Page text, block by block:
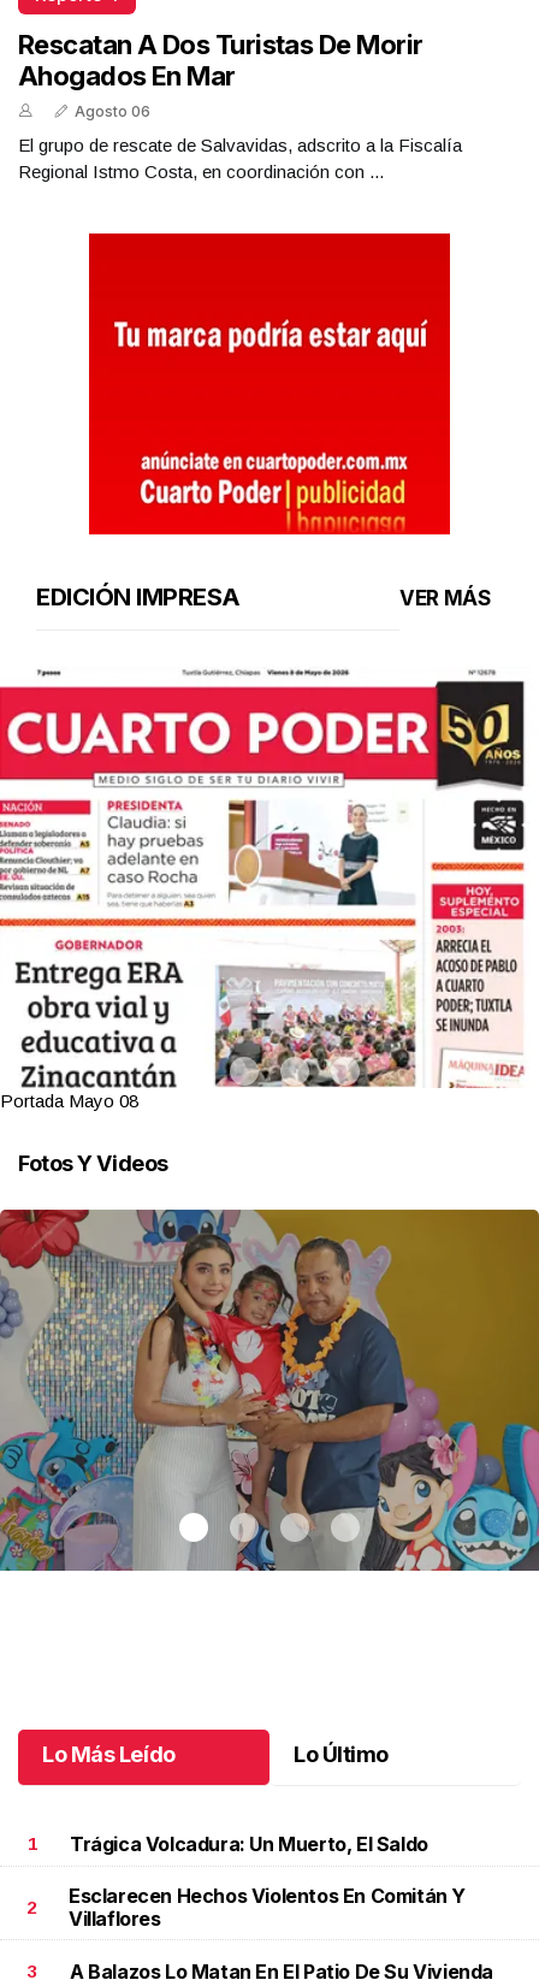
Rescatan A Dos Turistas De Morir
Ahogados En Mar
Agosto 06
El grupo de rescate de Salvavidas, adscrito a la Fiscalía
Regional Istmo Costa, en coordinación con ...
EDICIÓN IMPRESA VER MÁS
Portada Mayo 08
Fotos Y Videos
Lo Más Leído Lo Último
1 Trágica Volcadura: Un Muerto, El Saldo
2
Esclarecen Hechos Violentos En Comitán Y
Villaflores
3 A Balazos Lo Matan En El Patio De Su Vivienda